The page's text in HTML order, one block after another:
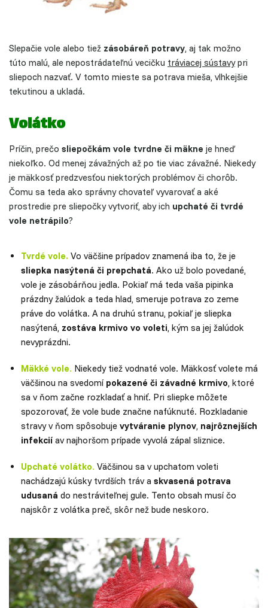
Slepačie vole alebo tiež zásobáreň potravy, aj tak možno
túto malú, ale nepostrádateľnú vecičku tráviacej sústavypri
sliepoch nazvať. V tomto mieste sa potrava mieša, vlhkejšie
tekutinou a ukladá.
Volátko
Príčin, prečo sliepočkám vole tvrdne či mäkne je hneď
niekoľko. Od menej závažných až po tie viac závažné. Niekedy
je mäkkosť predzvesťou niektorých problémov či chorôb.
Čomu sa teda ako správny chovateľ vyvarovať a aké
prostredie pre sliepočky vytvoriť, aby ich upchaté či tvrdé
vole netrápilo?
Tvrdé vole. Vo väčšine prípadov znamená iba to, že je
sliepka nasýtená či prepchatá. Ako už bolo povedané,
vole je zásobárňou jedla. Pokiaľ má teda vaša pipinka
prázdny žalúdok a teda hlad, smeruje potrava zo zeme
práve do volátka. A na druhú stranu, pokiaľ je sliepka
nasýtená, zostáva krmivo vo voleti, kým sa jej žalúdok
nevyprázdni.
Mäkké vole. Niekedy tiež vodnaté vole. Mäkkosť volete má
väčšinou na svedomí pokazené či závadné krmivo, ktoré
sa v ňom začne rozkladať a hniť. Pri sliepke môžete
spozorovať, že vole bude značne nafúknuté. Rozkladanie
stravy v ňom spôsobuje vytváranie plynov, najrôznejších
infekcií av najhoršom prípade vyvolá zápal sliznice.
Upchaté volátko. Väčšinou sa v upchatom voleti
nachádzajú kúsky tvrdších tráv a skvasená potrava
udusaná do nestráviteľnej gule. Tento obsah musí čo
najskôr z volátka preč, skôr než bude neskoro.